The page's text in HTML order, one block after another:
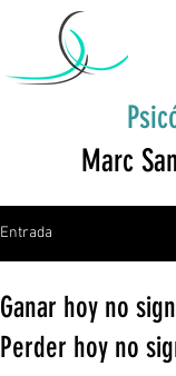
Marc
Entrada
Ganar hoy no
Perder hoy no